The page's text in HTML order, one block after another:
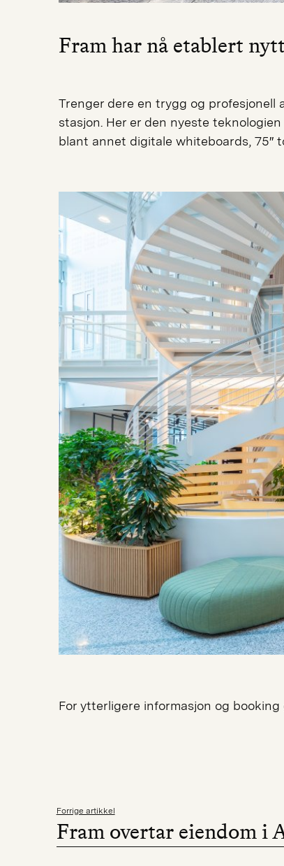
Fram har nå etablert
Trenger dere en trygg og profesjonell
stasjon. Her er den nyeste
blant annet digitale whiteboards, 75″
For ytterligere informasjon og booking
Forrige artikkel
Fram overtar eiendom i